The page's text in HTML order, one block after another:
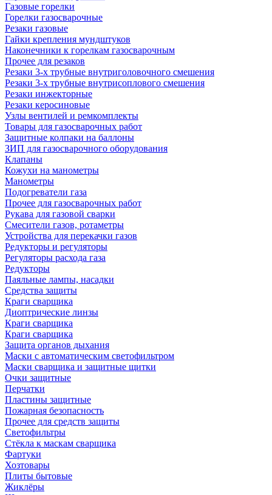
Газовые горелки
Горелки газосварочные
Резаки газовые
Гайки крепления мундштуков
Наконечники к горелкам газосварочным
Прочее для резаков
Резаки 3-х трубные внутриголовочного смешения
Резаки 3-х трубные внутрисоплового смешения
Резаки инжекторные
Резаки керосиновые
Узлы вентилей и ремкомплекты
Товары для газосварочных работ
Защитные колпаки на баллоны
ЗИП для газосварочного оборудования
Клапаны
Кожухи на манометры
Манометры
Подогреватели газа
Прочее для газосварочных работ
Рукава для газовой сварки
Смесители газов, ротаметры
Устройства для перекачки газов
Редукторы и регуляторы
Регуляторы расхода газа
Редукторы
Паяльные лампы, насадки
Средства защиты
Краги сварщика
Диоптрические линзы
Краги сварщика
Краги сварщика
Защита органов дыхания
Маски с автоматическим светофильтром
Маски сварщика и защитные щитки
Очки защитные
Перчатки
Пластины защитные
Пожарная безопасность
Прочее для средств защиты
Светофильтры
Стёкла к маскам сварщика
Фартуки
Хозтовары
Плиты бытовые
Жиклёры